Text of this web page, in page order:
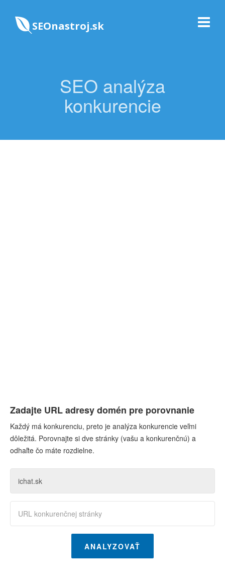
SEOnastroj.sk
SEO analýza
konkurencie
Zadajte URL adresy domén pre porovnanie
Každý má konkurenciu, preto je analýza konkurencie veľmi
dôležitá. Porovnajte si dve stránky (vašu a konkurenčnú) a
odhaľte čo máte rozdielne.
ANALYZOVAŤ